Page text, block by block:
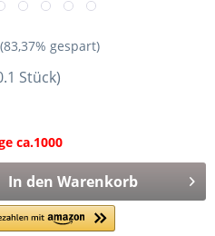
(83,37% gespart)
Stück)
ca.1000
In den Warenkorb